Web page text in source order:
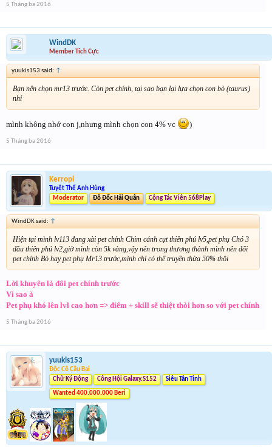
5 Tháng ba 2016
WindDK
Member Tích Cực
yuukis153 said: ↑
Bạn nên chọn mr13 trước. Còn pet chính, tại sao bạn lại lựa chọn con bò (taurus)
nhỉ
mình không nhớ con j,nhưng mình chọn con 4% vc )
5 Tháng ba 2016
Kerropi
Tuyệt Thế Anh Hùng
Moderator
Đô Đốc Hải Quân Cộng Tác Viên 568Play
WindDK said: ↑
Hiện tại mình lv113 đang xài pet chính Chim cánh cụt thiên phú lv5,pet phụ Chó 3
đầu thiên phú lv2,giờ mình còn 5k vàng,vậy nên trong thương thành mình nên đổi
pet chính Bò hay pet phụ Mr13 trước,mình chỉ có thể truyền thừa 50% thôi
Lời khuyên là đổi pet chính trước
Vì sao à
Pet phụ khó lên lvl cao hơn => điểm + skill sẽ thiệt thòi hơn so với pet chính
5 Tháng ba 2016
yuukis153
Độc Cô Cầu Bại
Chữ Ký Động
Công Hội Galaxy.S152 Siêu Tân Tinh
Wanted 400.000.000 Beri